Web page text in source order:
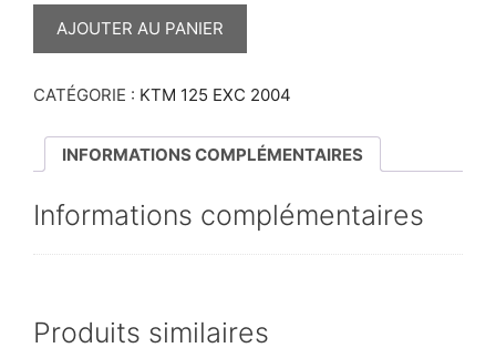
QUANTITÉ
FOURCHE
2004
AJOUTER AU PANIER
CATÉGORIE : KTM 125 EXC 2004
INFORMATIONS COMPLÉMENTAIRES
Informations complémentaires
Produits similaires